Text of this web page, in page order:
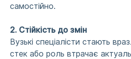
самостійно.
2. Стійкість до змін
Вузькі спеціалісти стають
стек або роль втрачає